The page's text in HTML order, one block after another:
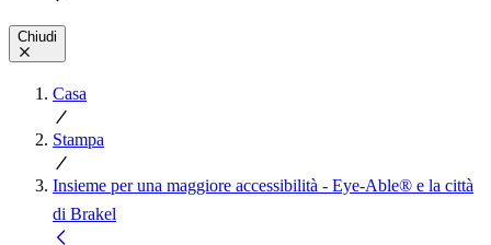
Chiudi
Casa
Stampa
Insieme per una maggiore accessibilità - Eye-Able® e la città
di Brakel